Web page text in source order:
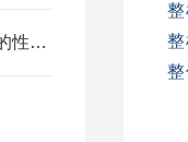
超声波 vs 机械式：风速风向仪的性能较量与选择指南